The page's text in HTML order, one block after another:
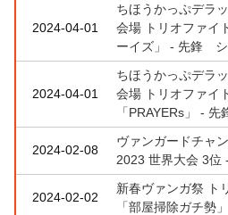
2024-04-01
ちほうかっぷデラ
会場 トリオファ
ーイズ」 - 先鋒 シ
2024-04-01
ちほうかっぷデラ
会場 トリオファイ
「PRAYERs」 -
2024-02-08
ヴァンガードチャ
2023 世界大会 3位
2024-02-02
新春ヴァンガ祭 ト
「部屋掃除ガチ